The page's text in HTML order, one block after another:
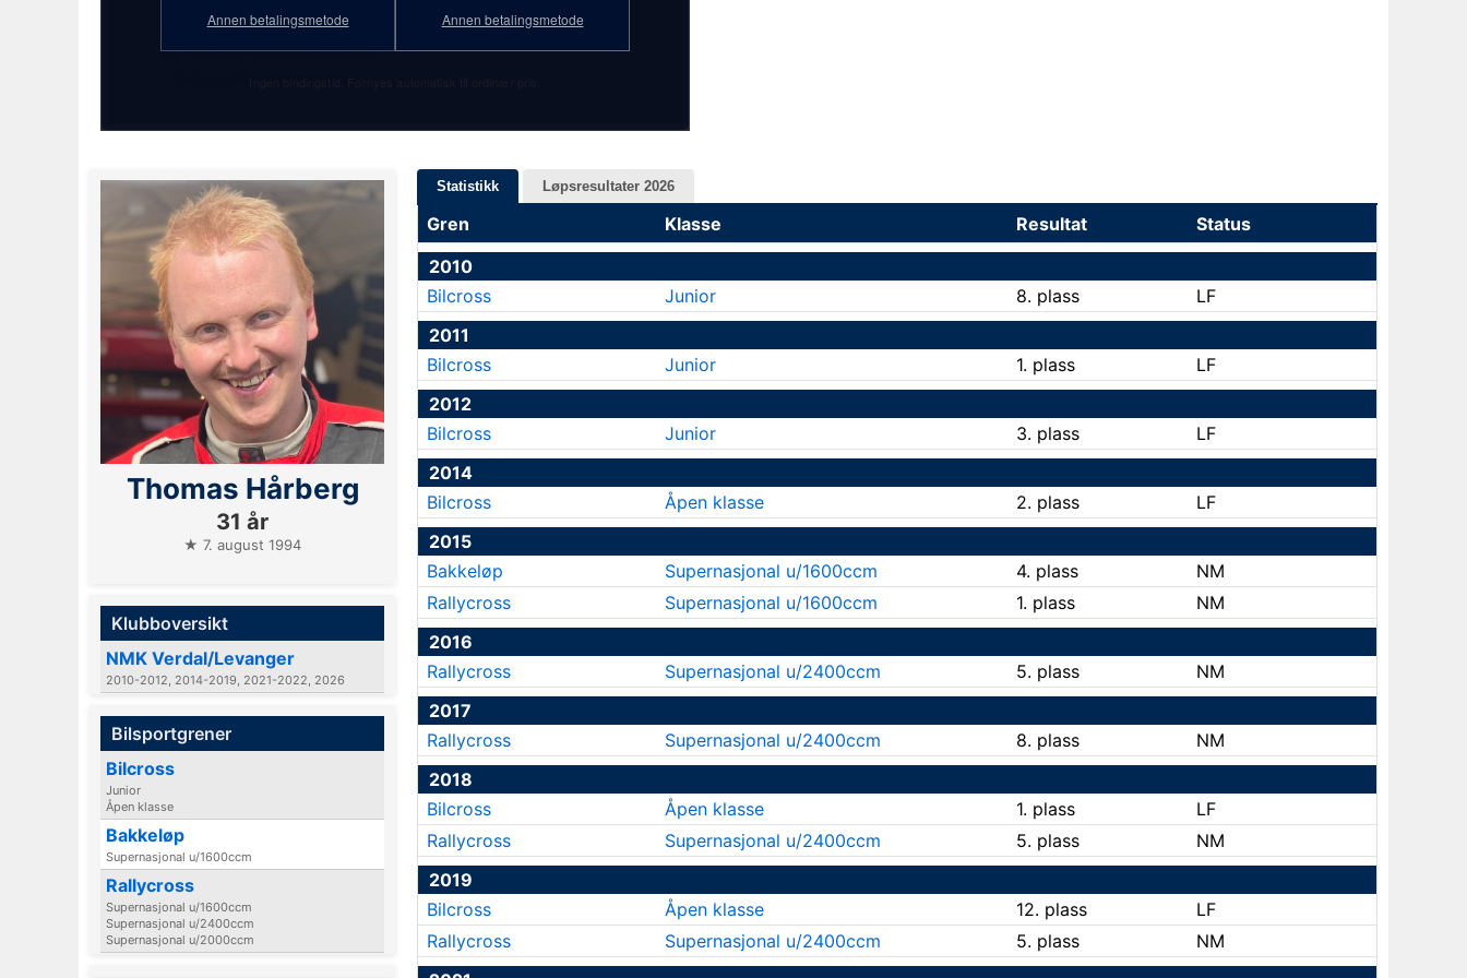
Se full profilstatistikk med
Annen betalingsmetode Annen betalingsmetode
Thomas Hårberg
31 år
★ 7. august 1994
Klubboversikt
NMK Verdal/Levanger
2010-2012, 2014-2019, 2021-2022, 2026
Bilsportgrener
Bilcross
Junior
Åpen klasse
Bakkeløp
Supernasjonal u/1600ccm
Rallycross
Supernasjonal u/1600ccm
Supernasjonal u/2400ccm
Supernasjonal u/2000ccm
Statistikk Løpsresultater 2026
Gren Klasse Resultat
Status
2010
Bilcross
Junior 8. plass
LF
2011
Bilcross
Junior 1. plass
LF
2012
Bilcross
Junior 3. plass
LF
2014
Bilcross
Åpen klasse 2. plass
LF
2015
Bakkeløp
Supernasjonal u/1600ccm 4. plass
NM
Rallycross
Supernasjonal u/1600ccm 1. plass
NM
2016
Rallycross
Supernasjonal u/2400ccm 5. plass
NM
2017
Rallycross
Supernasjonal u/2400ccm 8. plass
NM
2018
Bilcross
Åpen klasse 1. plass
LF
Rallycross
Supernasjonal u/2400ccm 5. plass
NM
2019
Bilcross
Åpen klasse 12. plass
LF
Rallycross
Supernasjonal u/2400ccm 5. plass
NM